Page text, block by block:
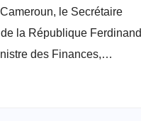
à la
en Colombie
le Secrétaire
la République Ferdinand
des Finances,…